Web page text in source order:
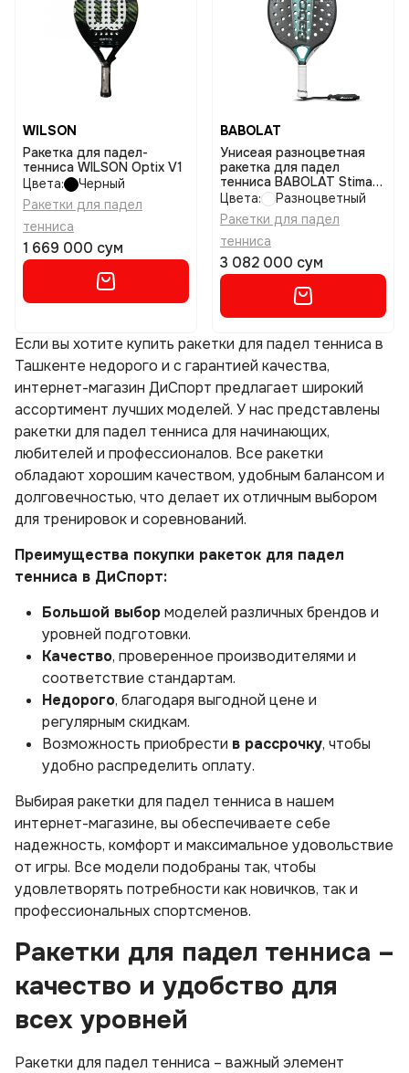
WILSON
Ракетка для падел-
тенниса WILSON Optix V1
Цвета:
Черный
Ракетки для падел
тенниса
1 669 000 сум
BABOLAT
Унисеая разноцветная
ракетка для падел
тенниса BABOLAT Stima
energy размер uniq
Цвета:
Разноцветный
Ракетки для падел
тенниса
3 082 000 сум
Если вы хотите купить ракетки для падел тенниса в
Ташкенте недорого и с гарантией качества,
интернет-магазин ДиСпорт предлагает широкий
ассортимент лучших моделей. У нас представлены
ракетки для падел тенниса для начинающих,
любителей и профессионалов. Все ракетки
обладают хорошим качеством, удобным балансом и
долговечностью, что делает их отличным выбором
для тренировок и соревнований.
Преимущества покупки ракеток для падел
тенниса в ДиСпорт:
Большой выбормоделей различных брендов и
уровней подготовки.
Качество, проверенное производителями и
соответствие стандартам.
Недорого, благодаря выгодной цене и
регулярным скидкам.
Возможность приобрести в рассрочку, чтобы
удобно распределить оплату.
Выбирая ракетки для падел тенниса в нашем
интернет-магазине, вы обеспечиваете себе
надежность, комфорт и максимальное удовольствие
от игры. Все модели подобраны так, чтобы
удовлетворять потребности как новичков, так и
профессиональных спортсменов.
Ракетки для падел тенниса –
качество и удобство для
всех уровней
Ракетки для падел тенниса – важный элемент